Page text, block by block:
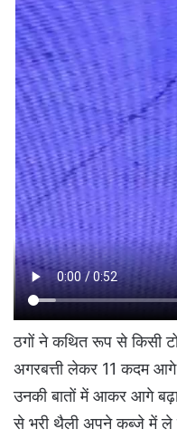
ठगों ने कथित रूप से किसी
अगरबत्ती लेकर 11 कदम आगे
उनकी बातों में आकर आगे
से भरी थैली अपने कब्जे में ले